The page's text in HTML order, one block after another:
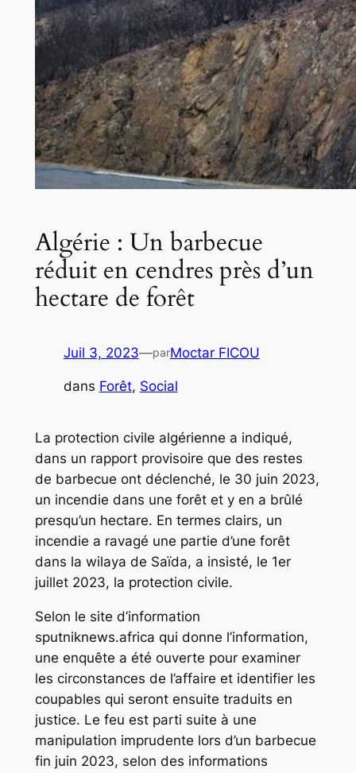
Algérie : Un barbecue
réduit en cendres près d’un
hectare de forêt
Juil 3, 2023—parMoctar FICOU
dans Forêt, Social
La protection civile algérienne a indiqué,
dans un rapport provisoire que des restes
de barbecue ont déclenché, le 30 juin 2023,
un incendie dans une forêt et y en a brûlé
presqu’un hectare. En termes clairs, un
incendie a ravagé une partie d’une forêt
dans la wilaya de Saïda, a insisté, le 1er
juillet 2023, la protection civile.
Selon le site d’information
sputniknews.africa qui donne l’information,
une enquête a été ouverte pour examiner
les circonstances de l’affaire et identifier les
coupables qui seront ensuite traduits en
justice. Le feu est parti suite à une
manipulation imprudente lors d’un barbecue
fin juin 2023, selon des informations